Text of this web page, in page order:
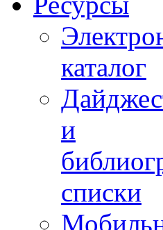
каталог
и
списки